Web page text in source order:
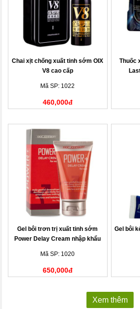
Chai xịt chống xuất tinh sớm OIX
V8 cao cấp
Mã SP: 1022
460,000đ
Thuốc
Gel bôi trơn trị xuất tinh sớm
Power Delay Cream nhập khẩu
Mã SP: 1020
650,000đ
Gel bôi
Xem thêm